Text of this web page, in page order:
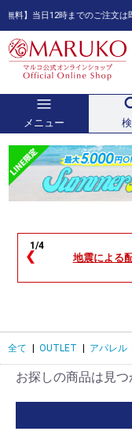
時までのご注文は即日発送
メニュー
1/4
地震による
❮
全て | OUTLET | アパレル
お探しの商品は見